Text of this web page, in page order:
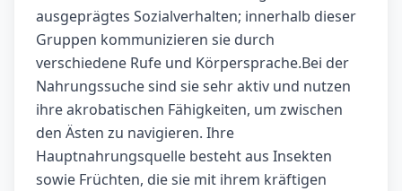
ausgeprägtes Sozialverhalten; innerhalb dieser
Gruppen kommunizieren sie durch
verschiedene Rufe und Körpersprache.Bei der
Nahrungssuche sind sie sehr aktiv und nutzen
ihre akrobatischen Fähigkeiten, um zwischen
den Ästen zu navigieren. Ihre
Hauptnahrungsquelle besteht aus Insekten
sowie Früchten, die sie mit ihrem kräftigen